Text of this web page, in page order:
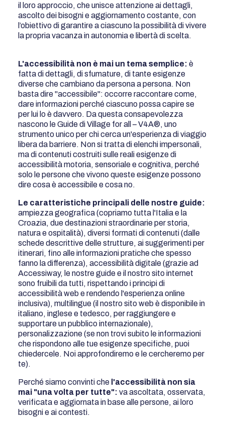
il loro approccio, che unisce attenzione ai dettagli,
ascolto dei bisogni e aggiornamento costante, con
l’obiettivo di garantire a ciascuno la possibilità di vivere
la propria vacanza in autonomia e libertà di scelta.
L'accessibilità non è mai un tema semplice:è
fatta di dettagli, di sfumature, di tante esigenze
diverse che cambiano da persona a persona. Non
basta dire "accessibile": occorre raccontare come,
dare informazioni perché ciascuno possa capire se
per lui lo è davvero. Da questa consapevolezza
nascono le Guide di Village for all – V4A®, uno
strumento unico per chi cerca un'esperienza di viaggio
libera da barriere. Non si tratta di elenchi impersonali,
ma di contenuti costruiti sulle reali esigenze di
accessibilità motoria, sensoriale e cognitiva, perché
solo le persone che vivono queste esigenze possono
dire cosa è accessibile e cosa no.
Le caratteristiche principali delle nostre guide:
ampiezza geografica (copriamo tutta l'Italia e la
Croazia, due destinazioni straordinarie per storia,
natura e ospitalità), diversi formati di contenuti (dalle
schede descrittive delle strutture, ai suggerimenti per
itinerari, fino alle informazioni pratiche che spesso
fanno la differenza), accessibilità digitale (grazie ad
Accessiway, le nostre guide e il nostro sito internet
sono fruibili da tutti, rispettando i principi di
accessibilità web e rendendo l'esperienza online
inclusiva), multilingue (il nostro sito web è disponibile in
italiano, inglese e tedesco, per raggiungere e
supportare un pubblico internazionale),
personalizzazione (se non trovi subito le informazioni
che rispondono alle tue esigenze specifiche, puoi
chiedercele. Noi approfondiremo e le cercheremo per
te).
Perché siamo convinti che l'accessibilità non sia
mai "una volta per tutte":va ascoltata, osservata,
verificata e aggiornata in base alle persone, ai loro
bisogni e ai contesti.